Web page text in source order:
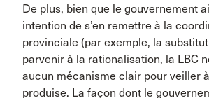
De plus, bien que le gouvernement
intention de s’en remettre à la
provinciale (par exemple, la
parvenir à la rationalisation, la LBC
aucun mécanisme clair pour veiller
produise. La façon dont le